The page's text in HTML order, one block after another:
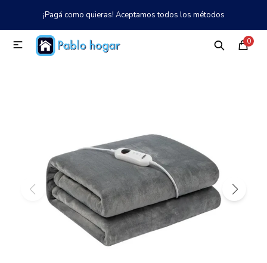
¡Pagá como quieras! Aceptamos todos los métodos
0

MI CUENTA
Catálogo Tienda 097 997 042
Tecnología
Electrodomésticos